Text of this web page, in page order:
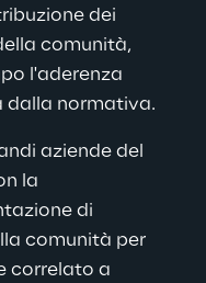
dei
comunità,
l'aderenza
dalla normativa.
aziende del
la
di
comunità per
correlato a